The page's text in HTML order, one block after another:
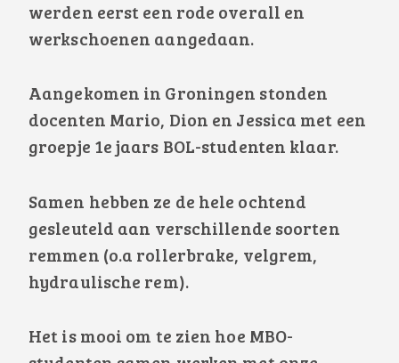
werden eerst een rode overall en
werkschoenen aangedaan.
Aangekomen in Groningen stonden
docenten Mario, Dion en Jessica met een
groepje 1e jaars BOL-studenten klaar.
Samen hebben ze de hele ochtend
gesleuteld aan verschillende soorten
remmen (o.a rollerbrake, velgrem,
hydraulische rem).
Het is mooi om te zien hoe MBO-